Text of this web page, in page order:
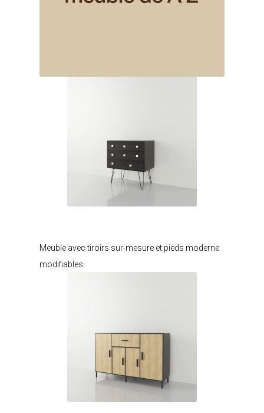
Meuble avec tiroirs sur-mesure et pieds moderne
modifiables